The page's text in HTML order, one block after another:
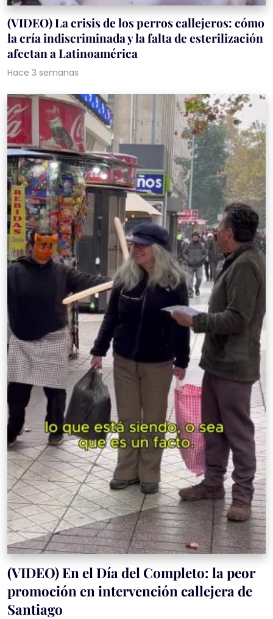
(VIDEO) La crisis de los perros callejeros: cómo
la cría indiscriminada y la falta de esterilización
afectan a Latinoamérica
Hace 3 semanas
(VIDEO) En el Día del Completo: la peor
promoción en intervención callejera de
Santiago